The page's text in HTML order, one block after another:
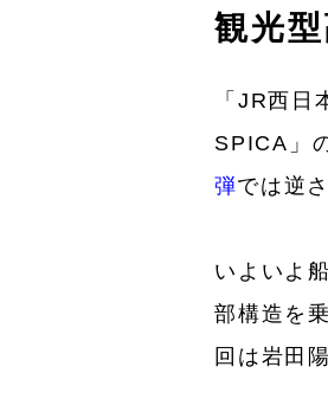
観光
「JR西
SPICA」
弾では逆
いよいよ
部構造を
回は岩田